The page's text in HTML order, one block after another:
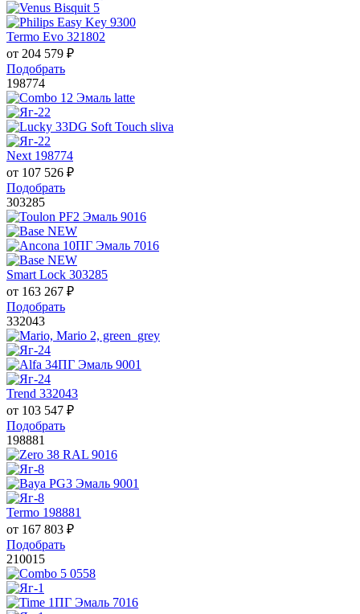
Termo Evo 321802
от 204 579 ₽
Подобрать
198774
Next 198774
от 107 526 ₽
Подобрать
303285
Smart Lock 303285
от 163 267 ₽
Подобрать
332043
Trend 332043
от 103 547 ₽
Подобрать
198881
Termo 198881
от 167 803 ₽
Подобрать
210015